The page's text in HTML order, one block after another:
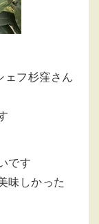
ェフ杉窪さん
です
味しかった